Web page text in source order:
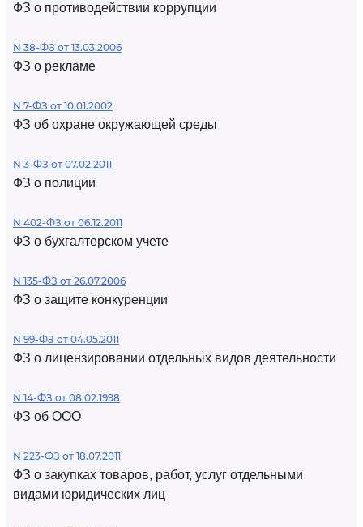
ФЗ о противодействии коррупции
N 38-ФЗ от 13.03.2006
ФЗ о рекламе
N 7-ФЗ от 10.01.2002
ФЗ об охране окружающей среды
N 3-ФЗ от 07.02.2011
ФЗ о полиции
N 402-ФЗ от 06.12.2011
ФЗ о бухгалтерском учете
N 135-ФЗ от 26.07.2006
ФЗ о защите конкуренции
N 99-ФЗ от 04.05.2011
ФЗ о лицензировании отдельных видов деятельности
N 14-ФЗ от 08.02.1998
ФЗ об ООО
N 223-ФЗ от 18.07.2011
ФЗ о закупках товаров, работ, услуг отдельными
видами юридических лиц